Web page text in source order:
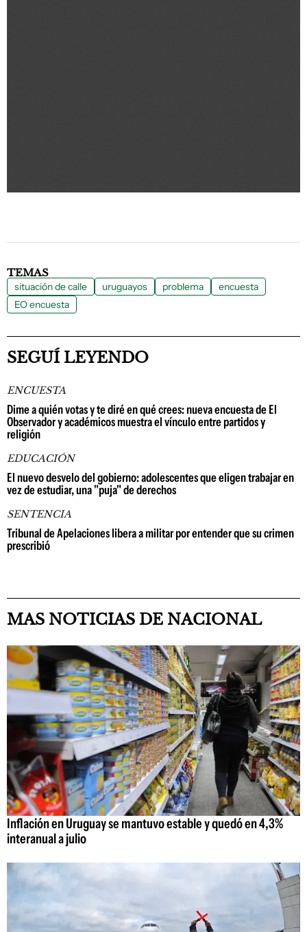
TEMAS
situación de calle uruguayos problema
encuesta
EO encuesta
SEGUÍ LEYENDO
ENCUESTA
Dime a quién votas y te diré en qué crees: nueva encuesta de El
Observador y académicos muestra el vínculo entre partidos y
religión
EDUCACIÓN
El nuevo desvelo del gobierno: adolescentes que eligen trabajar en
vez de estudiar, una "puja" de derechos
SENTENCIA
Tribunal de Apelaciones libera a militar por entender que su crimen
prescribió
MAS NOTICIAS DE NACIONAL
Inflación en Uruguay se mantuvo estable y quedó en 4,3%
interanual a julio